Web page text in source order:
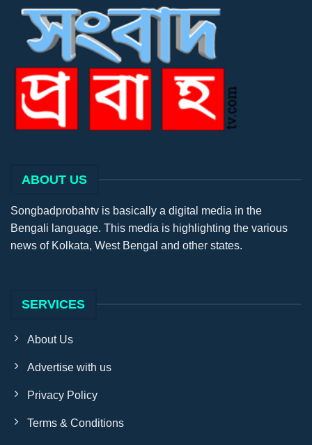
ABOUT US
Songbadprobahtv is basically a digital media in the
Bengali language. This media is highlighting the various
news of Kolkata, West Bengal and other states.
SERVICES
About Us
Advertise with us
Privacy Policy
Terms & Conditions